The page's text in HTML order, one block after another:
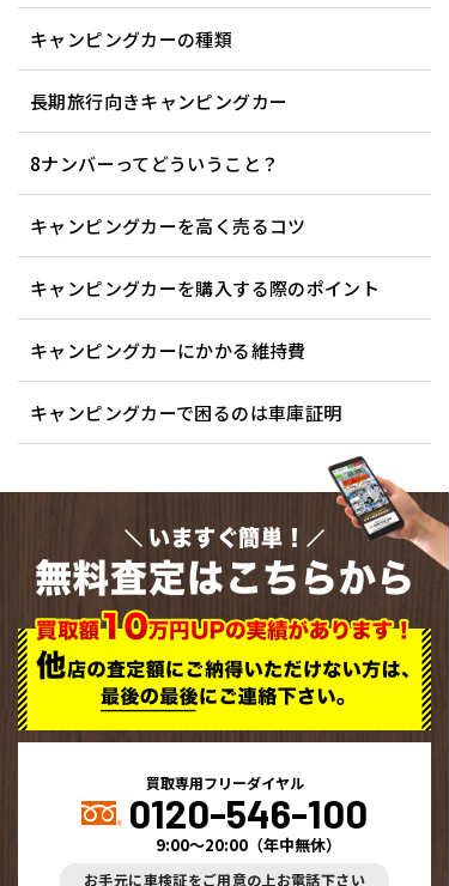
キャンピングカーの種類
長期旅行向きキャンピングカー
8ナンバーってどういうこと？
キャンピングカーを高く売るコツ
キャンピングカーを購入する際のポイント
キャンピングカーにかかる維持費
キャンピングカーで困るのは車庫証明
いますぐ簡単！
無料査定はこちらから
買取専用フリーダイヤル
0120-546-100
9:00～20:00 （年中無休）
お手元に車検証をご用意の上お電話下さい